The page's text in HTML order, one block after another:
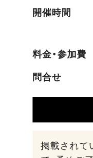
開催時間
料金・参加費
問合せ
掲載されて